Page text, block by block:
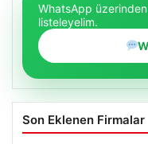
WhatsApp üzerinden
listeleyelim.
Son Eklenen Firmalar